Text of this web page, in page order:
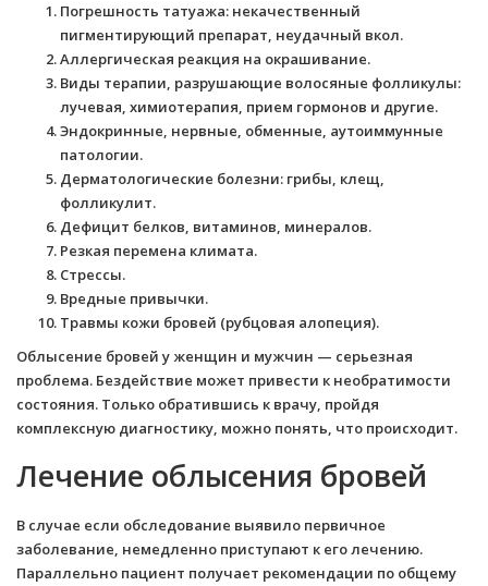
Погрешность татуажа: некачественный
пигментирующий препарат, неудачный вкол.
Аллергическая реакция на окрашивание.
Виды терапии, разрушающие волосяные фолликулы:
лучевая, химиотерапия, прием гормонов и другие.
Эндокринные, нервные, обменные, аутоиммунные
патологии.
Дерматологические болезни: грибы, клещ,
фолликулит.
Дефицит белков, витаминов, минералов.
Резкая перемена климата.
Стрессы.
Вредные привычки.
Травмы кожи бровей (рубцовая алопеция).
Облысение бровей у женщин и мужчин — серьезная
проблема. Бездействие может привести к необратимости
состояния. Только обратившись к врачу, пройдя
комплексную диагностику, можно понять, что происходит.
Лечение облысения бровей
В случае если обследование выявило первичное
заболевание, немедленно приступают к его лечению.
Параллельно пациент получает рекомендации по общему